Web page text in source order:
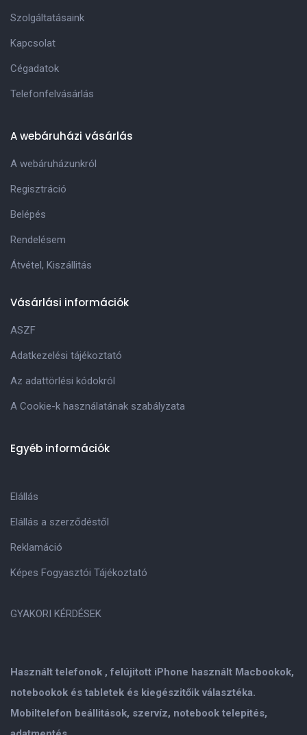
Használt telefonok , felújitott iPhone használt Macbookok,
notebookok és tabletek és kiegészitőik választéka.
Mobiltelefon beállitások, szervíz, notebook telepités,
Szolgáltatásaink
Kapcsolat
Cégadatok
Telefonfelvásárlás
A webáruházi vásárlás
A webáruházunkról
Regisztráció
Belépés
Rendelésem
Átvétel, Kiszállitás
Vásárlási információk
ASZF
Adatkezelési tájékoztató
Az adattörlési kódokról
A Cookie-k használatának szabályzata
Egyéb információk
Elállás
Elállás a szerződéstől
Reklamáció
Képes Fogyasztói Tájékoztató
GYAKORI KÉRDÉSEK